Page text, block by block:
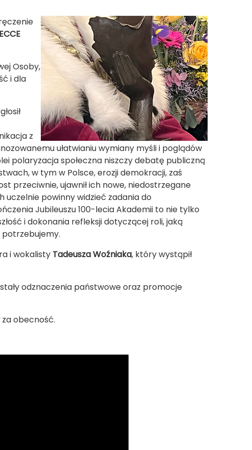
Osoby,
i dla
z
ułatwianiu wymiany myśli i poglądów
polaryzacja społeczna niszczy debatę publiczną
w tym w Polsce, erozji demokracji, zaś
przeciwnie, ujawnił ich nowe, niedostrzegane
uczelnie powinny widzieć zadania do
Jubileuszu 100-lecia Akademii to nie tylko
i dokonania refleksji dotyczącej roli, jaką
potrzebujemy.
i wokalisty Tadeusza Woźniaka, który wystąpił
odznaczenia państwowe oraz promocje
za obecność.